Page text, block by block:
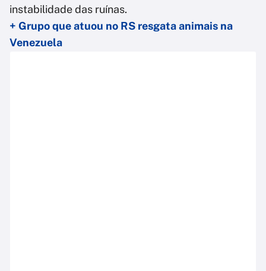
instabilidade das ruínas.
+ Grupo que atuou no RS resgata animais na
Venezuela